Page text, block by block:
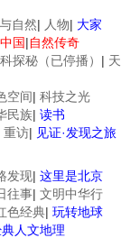
自然| 人物| 大家
国|自然传奇
探秘（已停播） | 天
空间| 科技之光
民族| 读书
重访| 见证·发现之旅
发现| 这里是北京
往事| 文明中华行
色经典| 玩转地球
人文地理